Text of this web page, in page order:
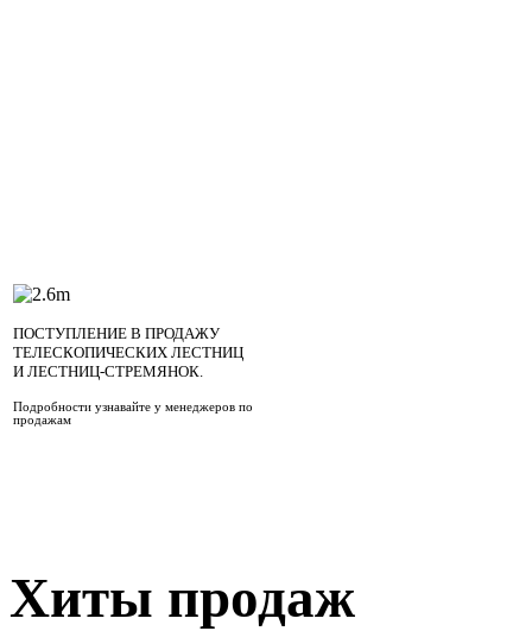
ПОСТУПЛЕНИЕ В ПРОДАЖУ
ТЕЛЕСКОПИЧЕСКИХ ЛЕСТНИЦ
И ЛЕСТНИЦ-СТРЕМЯНОК.
Подробности узнавайте у менеджеров по
продажам
Хиты продаж